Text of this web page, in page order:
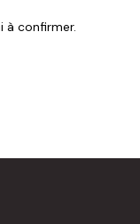
à confirmer.